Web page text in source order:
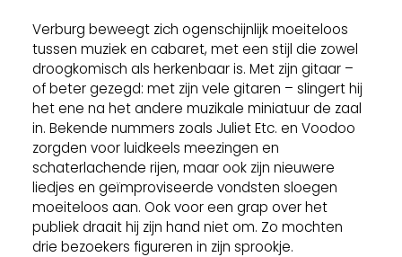
Verburg beweegt zich ogenschijnlijk moeiteloos
tussen muziek en cabaret, met een stijl die zowel
droogkomisch als herkenbaar is. Met zijn gitaar –
of beter gezegd: met zijn vele gitaren – slingert hij
het ene na het andere muzikale miniatuur de zaal
in. Bekende nummers zoals Juliet Etc. en Voodoo
zorgden voor luidkeels meezingen en
schaterlachende rijen, maar ook zijn nieuwere
liedjes en geïmproviseerde vondsten sloegen
moeiteloos aan. Ook voor een grap over het
publiek draait hij zijn hand niet om. Zo mochten
drie bezoekers figureren in zijn sprookje.